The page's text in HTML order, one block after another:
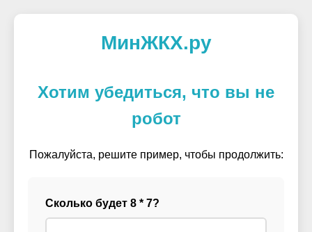
МинЖКХ.ру
Хотим убедиться, что вы не
робот
Пожалуйста, решите пример, чтобы продолжить:
Сколько будет 8 * 7?